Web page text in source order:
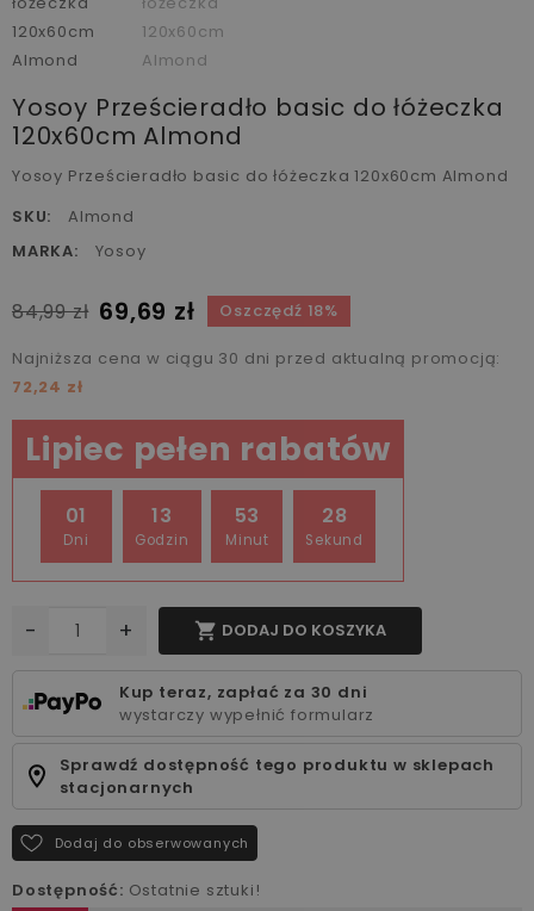
Yosoy Prześcieradło basic do łóżeczka
120x60cm Almond
Yosoy Prześcieradło basic do łóżeczka 120x60cm Almond
SKU:
Almond
MARKA:
Yosoy
84,99 zł 69,69 zł Oszczędź 18%
Najniższa cena w ciągu 30 dni przed aktualną promocją:
72,24 zł
Lipiec pełen rabatów
01
Dni
13
Godzin
53
Minut
27
Sekund
- +  DODAJ DO KOSZYKA
Kup teraz, zapłać za 30 dni
wystarczy wypełnić formularz
Sprawdź dostępność tego produktu w sklepach
stacjonarnych
Dodaj do obserwowanych
Dostępność: Ostatnie sztuki!